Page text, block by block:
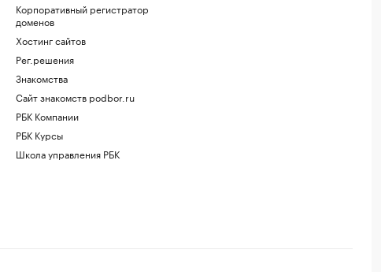
Корпоративный регистратор
доменов
Хостинг сайтов
Рег.решения
Знакомства
Сайт знакомств podbor.ru
РБК Компании
РБК Курсы
Школа управления РБК